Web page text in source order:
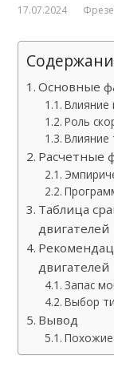
17.07.2024
Основные
Влияние
Роль
Влияние
Расчетные
Таблица
двигателей
двигателей
Запас
Выбор
Вывод
Похожие